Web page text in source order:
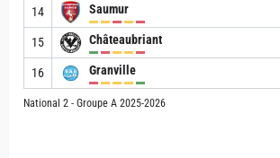
14 Saumur
15 Châteaubriant
16 Granville
National 2 - Groupe A 2025-2026